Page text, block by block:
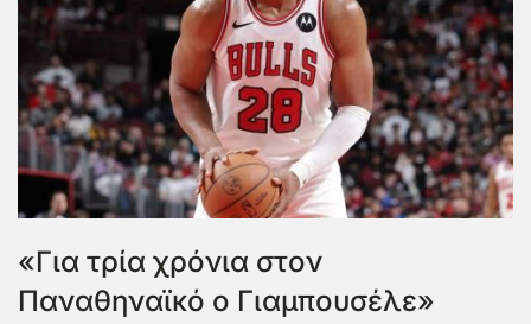
«Για τρία χρόνια στον
Παναθηναϊκό ο Γιαμπουσέλε»